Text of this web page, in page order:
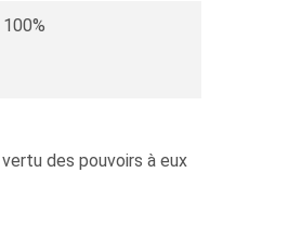
100%
des pouvoirs à eux